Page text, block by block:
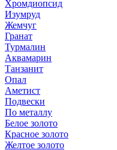
Хромдиопсид
Изумруд
Жемчуг
Гранат
Турмалин
Аквамарин
Танзанит
Опал
Аметист
Подвески
По металлу
Белое золото
Красное золото
Желтое золото